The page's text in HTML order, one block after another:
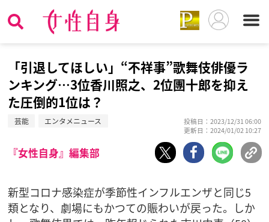
「引退してほしい」“不祥事”歌舞伎俳優ラ
ンキング…3位香川照之、2位團十郎を抑え
た圧倒的1位は？
芸能 エンタメニュース
投稿日：2023/12/31 06:00
更新日：2024/01/02 10:27
『女性自身』編集部
新型コロナ感染症が季節性インフルエンザと同じ5
類となり、劇場にもかつての賑わいが戻った。しか